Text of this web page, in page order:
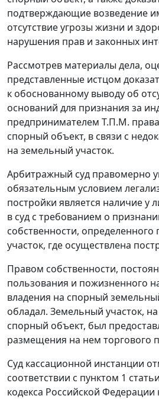
подтверждающие возведение
отсутствие угрозы жизни и
нарушения прав и законных
Рассмотрев материалы дела,
представленные истцом
к обоснованному выводу об
оснований для признания за
предпринимателем Т.П.М.
спорный объект, в связи с
на земельный участок.
Арбитражный суд правомерно
обязательным условием
постройки является наличие у
в суд с требованием о
собственности,
участок, где осуществлена
Правом собственности,
пользования и пожизненного
владения на спорный
обладал. Земельный участок,
спорный объект, был
размещения на нем торгового
Суд кассационной инстанции
соответствии с пунктом 1
кодекса Российской